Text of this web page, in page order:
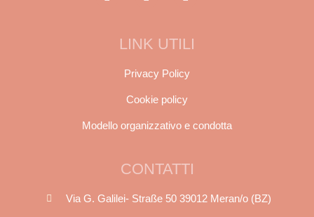
LINK UTILI
Privacy Policy
Cookie policy
Modello organizzativo e condotta
CONTATTI
Via G. Galilei- Straße 50 39012 Meran/o (BZ)